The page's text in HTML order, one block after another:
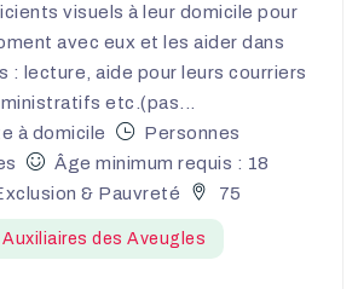
visuels à leur domicile pour
avec eux et les aider dans
: lecture, aide pour leurs courriers
etc.(pas...
à domicile
Personnes
Âge minimum requis : 18
& Pauvreté 75
Auxiliaires des Aveugles